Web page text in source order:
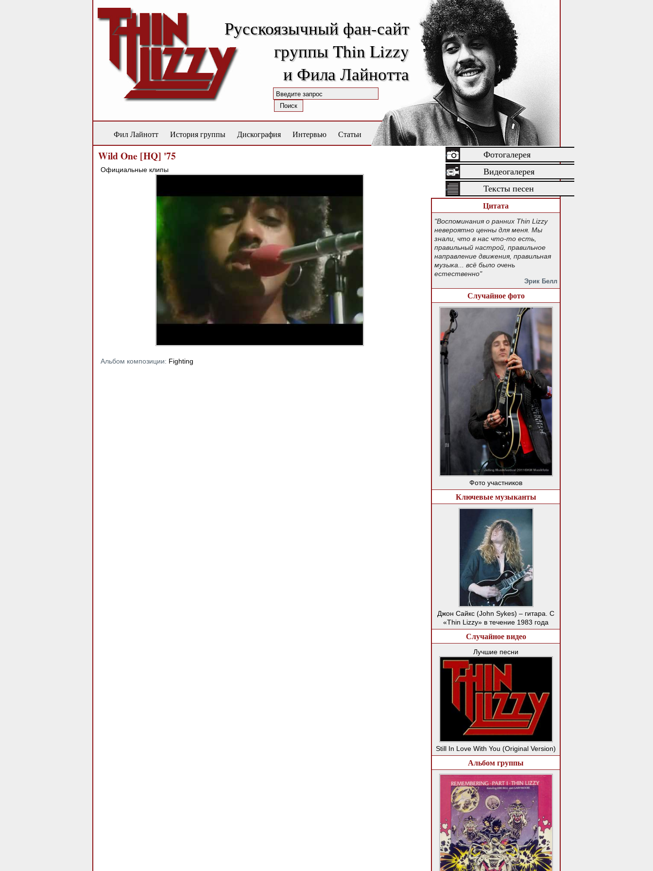
Русскоязычный фан-сайт
группы Thin Lizzy
и Фила Лайнотта
Фил Лайнотт История группы Дискография Интервью Статьи
Wild One [HQ] '75
Официальные клипы
Альбом композиции: Fighting
Фотогалерея
Видеогалерея
Тексты песен
Цитата
"Воспоминания о ранних Thin Lizzy
невероятно ценны для меня. Мы
знали, что в нас что-то есть,
правильный настрой, правильное
направление движения, правильная
музыка... всё было очень
естественно"
Эрик Белл
Случайное фото
Фото участников
Ключевые музыканты
Джон Сайкс (John Sykes) – гитара. С
«Thin Lizzy» в течение 1983 года
Случайное видео
Лучшие песни
Still In Love With You (Original Version)
Альбом группы